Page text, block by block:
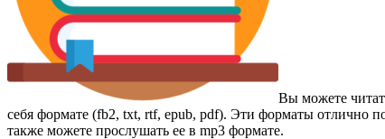
Вы можете
себя формате (fb2, txt, rtf, epub, pdf). Эти форматы отлично
также можете прослушать ее в mp3 формате.